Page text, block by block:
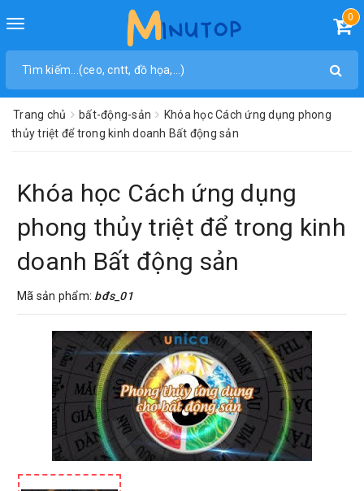
Toggle
0
Trang chủ bất-động-sản
Khóa học Cách ứng dụng phong
thủy triệt để trong kinh doanh Bất động sản
Khóa học Cách ứng dụng
phong thủy triệt để trong kinh
doanh Bất động sản
Mã sản phẩm: bđs_01